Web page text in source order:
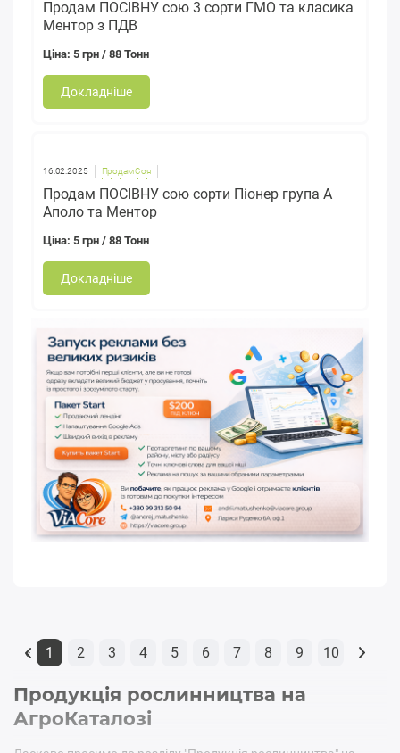
Продам ПОСІВНУ сою 3 сорти ГМО та класика
Ментор з ПДВ
Ціна: 5 грн / 88 Тонн
Докладніше
16.02.2025 Продам Соя
Продам ПОСІВНУ сою сорти Піонер група А
Аполо та Ментор
Ціна: 5 грн / 88 Тонн
Докладніше
« 1 2 3 4 5 6 7 8 9 10
Продукція рослинництва на
АгроКаталозі